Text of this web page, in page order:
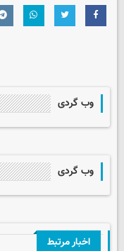
وب گردی
وب گردی
اخبار مرتبط